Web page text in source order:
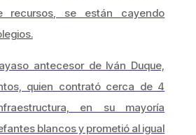
recursos, se están cayendo
antecesor de Iván Duque,
quien contrató cerca de 4
en su mayoría
blancos y prometió al igual